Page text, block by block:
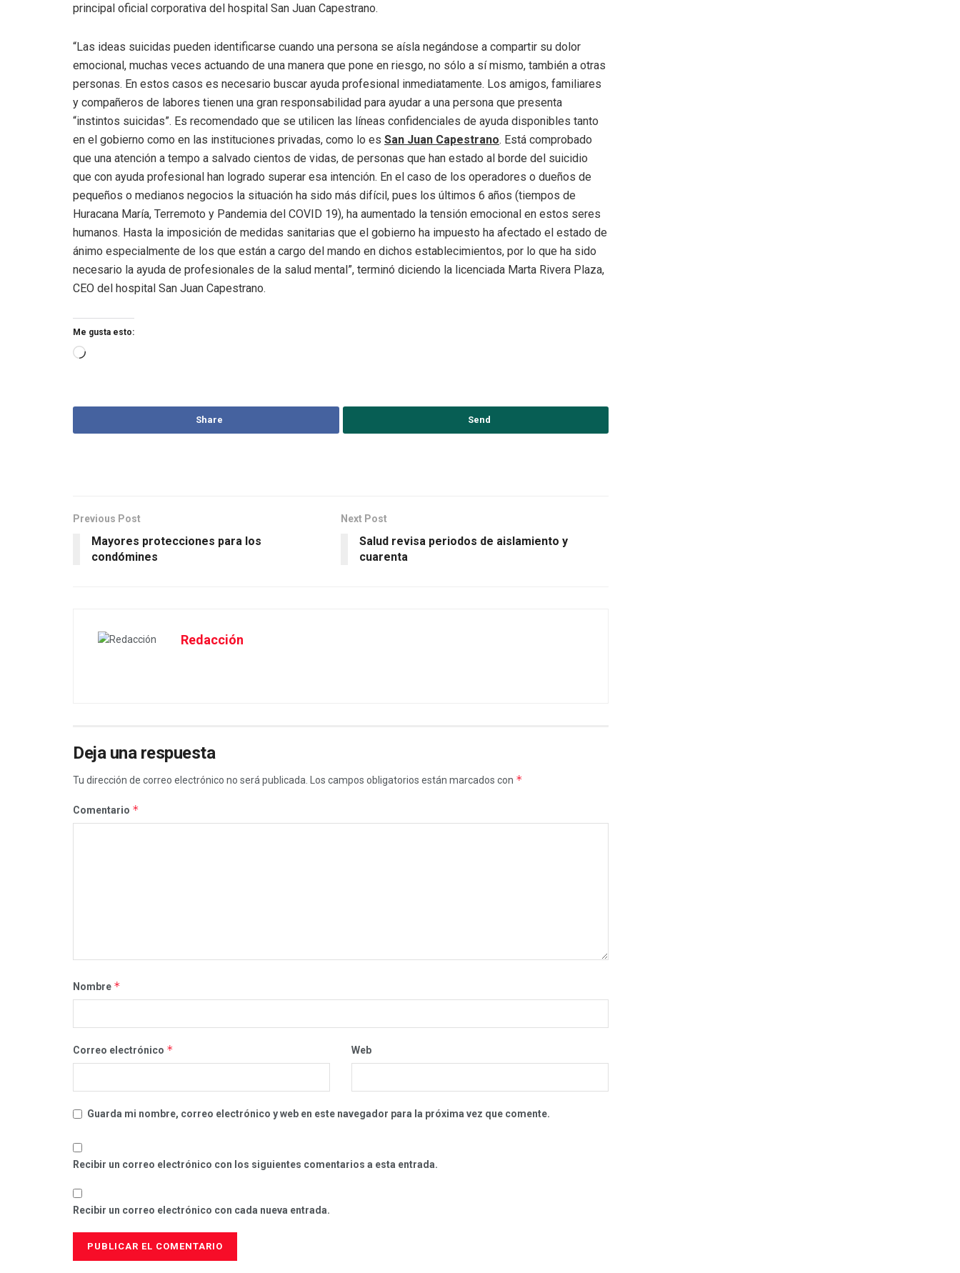
principal oficial corporativa del hospital San Juan Capestrano.
“Las ideas suicidas pueden identificarse cuando una persona se aísla negándose a compartir su dolor
emocional, muchas veces actuando de una manera que pone en riesgo, no sólo a sí mismo, también a otras
personas. En estos casos es necesario buscar ayuda profesional inmediatamente. Los amigos, familiares
y compañeros de labores tienen una gran responsabilidad para ayudar a una persona que presenta
“instintos suicidas”. Es recomendado que se utilicen las líneas confidenciales de ayuda disponibles tanto
en el gobierno como en las instituciones privadas, como lo es San Juan Capestrano. Está comprobado
que una atención a tempo a salvado cientos de vidas, de personas que han estado al borde del suicidio
que con ayuda profesional han logrado superar esa intención. En el caso de los operadores o dueños de
pequeños o medianos negocios la situación ha sido más difícil, pues los últimos 6 años (tiempos de
Huracana María, Terremoto y Pandemia del COVID 19), ha aumentado la tensión emocional en estos seres
humanos. Hasta la imposición de medidas sanitarias que el gobierno ha impuesto ha afectado el estado de
ánimo especialmente de los que están a cargo del mando en dichos establecimientos, por lo que ha sido
necesario la ayuda de profesionales de la salud mental”, terminó diciendo la licenciada Marta Rivera Plaza,
CEO del hospital San Juan Capestrano.
Me gusta esto:
Share Send
Previous Post
Mayores protecciones para los
condómines
Next Post
Salud revisa periodos de aislamiento y
cuarenta
Redacción
Deja una respuesta
Tu dirección de correo electrónico no será publicada. Los campos obligatorios están marcados con *
Comentario *
Nombre *
Correo electrónico * Web
Guarda mi nombre, correo electrónico y web en este navegador para la próxima vez que comente.
Recibir un correo electrónico con los siguientes comentarios a esta entrada.
Recibir un correo electrónico con cada nueva entrada.